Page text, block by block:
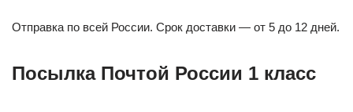
Отправка по всей России. Срок доставки — от 5 до 12 дней.
Посылка Почтой России 1 класс